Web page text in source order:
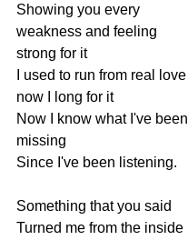
Showing you every
weakness and feeling
strong for it
used to run from real
love
now
long for it
Now
know what I've been
missing
Since I've been listening.
Something that you said
Turned me from the inside